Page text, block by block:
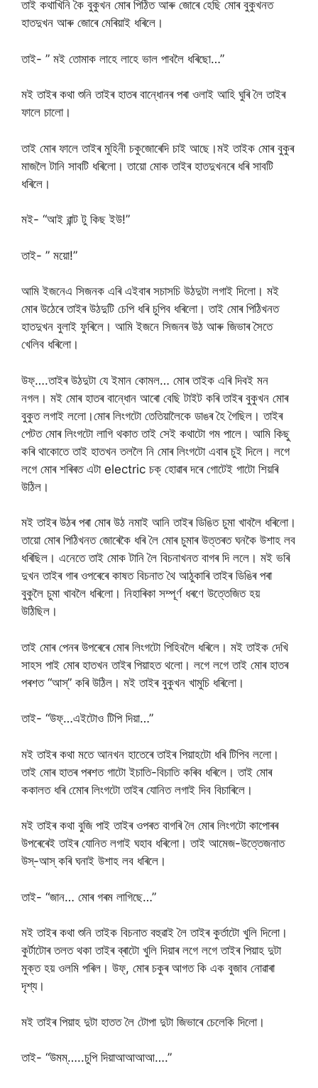
তাই কথাখিনি কৈ বুকুখন মোৰ পিঠিত আৰু জোৰে হেছি মোৰ বুকুখনত
হাতদুখন আৰু জোৰে মেৰিয়াই ধৰিলে।
তাই- ” মই তোমাক লাহে লাহে ভাল পাবলৈ ধৰিছো…”
মই তাইৰ কথা শুনি তাইৰ হাতৰ বান্ধোনৰ পৰা ওলাই আহি ঘুৰি লৈ তাইৰ
ফালে চালো।
তাই মোৰ ফালে তাইৰ মুহিনী চকুজোৰেদি চাই আছে।মই তাইক মোৰ বুকুৰ
মাজলৈ টানি সাবটি ধৰিলো। তায়ো মোক তাইৰ হাতদুখনৰে ধৰি সাবটি
ধৰিলে।
মই- “আই ৱান্ট টু কিছ ইউ!”
তাই- ” ময়ো!”
আমি ইজনেএ সিজনক এৰি এইবাৰ সচাসচি উঠদুটা লগাই দিলো। মই
মোৰ উঠেৰে তাইৰ উঠদুটি চেপি ধৰি চুপিব ধৰিলো। তাই মোৰ পিঠিখনত
হাতদুখন বুলাই ফুৰিলে। আমি ইজনে সিজনৰ উঠ আৰু জিভাৰ সৈতে
খেলিব ধৰিলো।
উফ্….তাইৰ উঠদুটা যে ইমান কোমল… মোৰ তাইক এৰি দিবই মন
নগল। মই মোৰ হাতৰ বান্ধোন আৰো বেছি টাইট কৰি তাইৰ বুকুখন মোৰ
বুকুত লগাই ললো।মোৰ লিংগটো তেতিয়ালৈকে ডাঙৰ হৈ গৈছিল। তাইৰ
পেটত মোৰ লিংগটো লাগি থকাত তাই সেই কথাটো গম পালে। আমি কিছু
কৰি থাকোতে তাই হাতখন তললৈ নি মোৰ লিংগটো এবাৰ চুই দিলে। লগে
লগে মোৰ শৰিৰত এটা electric চক্‌ হোৱাৰ দৰে গোটেই গাটো শিয়ৰি
উঠিল।
মই তাইৰ উঠৰ পৰা মোৰ উঠ নমাই আনি তাইৰ ডিঙিত চুমা খাবলৈ ধৰিলো।
তায়ো মোৰ পিঠিখনত জোৰেকৈ ধৰি লৈ মোৰ চুমাৰ উত্তৰত ঘনকৈ উশাহ লব
ধৰিছিল। এনেতে তাই মোক টানি লৈ বিচনাখনত বাগৰ দি ললে। মই ভৰি
দুখন তাইৰ গাৰ ওপৰেৰে কাষত বিচনাত থৈ আঠুকাৰি তাইৰ ডিঙিৰ পৰা
বুকুলৈ চুমা খাবলৈ ধৰিলো। নিহাৰিকা সম্পূৰ্ণ ধৰণে উত্তেজিত হয়
উঠিছিল।
তাই মোৰ পেনৰ উপৰেৰে মোৰ লিংগটো পিহিবলৈ ধৰিলে। মই তাইক দেখি
সাহস পাই মোৰ হাতখন তাইৰ পিয়াহত থলো। লগে লগে তাই মোৰ হাতৰ
পৰশত “আস্” কৰি উঠিল। মই তাইৰ বুকুখন খামুচি ধৰিলো।
তাই- “উফ্…এইটোও টিপি দিয়া…”
মই তাইৰ কথা মতে আনখন হাতেৰে তাইৰ পিয়াহটো ধৰি টিপিব ললো।
তাই মোৰ হাতৰ পৰশত গাটো ইচাতি-বিচাতি কৰিব ধৰিলে। তাই মোৰ
ককালত ধৰি মোেৰ লিংগটো তাইৰ যোনিত লগাই দিব বিচাৰিলে।
মই তাইৰ কথা বুজি পাই তাইৰ ওপৰত বাগৰি লৈ মোৰ লিংগটো কাপোৰৰ
উপৰেৰেই তাইৰ যোনিত লগাই ঘহাব ধৰিলো। তাই আমেজ-উত্তেজনাত
উস্-আস্ কৰি ঘনাই উশাহ লব ধৰিলে।
তাই- “জান… মোৰ গৰম লাগিছে…”
মই তাইৰ কথা শুনি তাইক বিচনাত বহুৱাই লৈ তাইৰ কুৰ্তাটো খুলি দিলো।
কুৰ্টাটোৰ তলত থকা তাইৰ ব্ৰাটো খুলি দিয়াৰ লগে লগে তাইৰ পিয়াহ দুটা
মুক্ত হয় ওলমি পৰিল। উফ্, মোৰ চকুৰ আগত কি এক বুজাব নোৱাৰা
দৃশ্য।
মই তাইৰ পিয়াহ দুটা হাতত লৈ টোপা দুটা জিভাৰে চেলেকি দিলো।
তাই- “উমম্…..চুপি দিয়াআআআআ….”